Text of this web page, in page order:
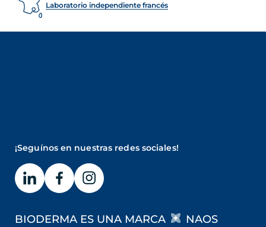
Laboratorio independiente francés
¡Seguínos en nuestras redes sociales!
BIODERMA ES UNA MARCA NAOS